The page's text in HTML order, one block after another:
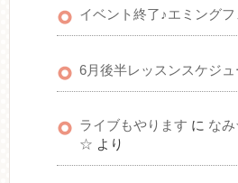
イベント終了♪エミングフ
6月後半レッスンスケジ
ライブもやります に な
☆ より